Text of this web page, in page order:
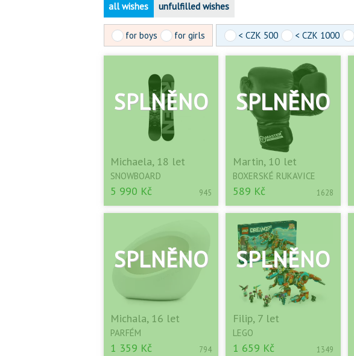
all wishes unfulfilled wishes
for boys for girls < CZK 500 < CZK 1000
Michaela, 18 let
SNOWBOARD
5 990 Kč 945
Martin, 10 let
BOXERSKÉ RUKAVICE
589 Kč 1628
Michala, 16 let
PARFÉM
1 359 Kč 794
Filip, 7 let
LEGO
1 659 Kč 1349